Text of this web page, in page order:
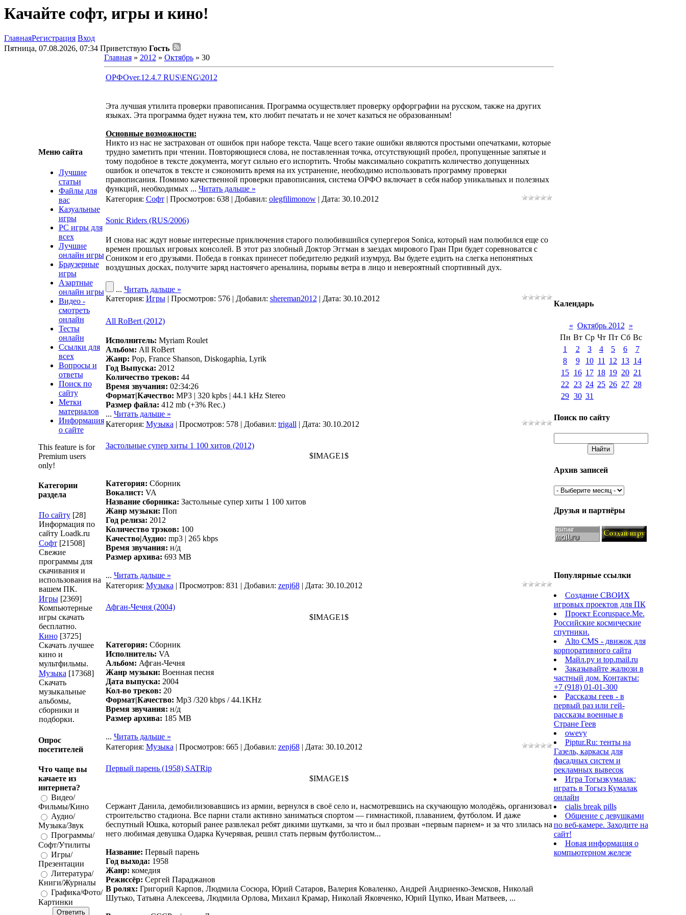
Качайте софт, игры и кино!
ГлавнаяРегистрация Вход
Пятница, 07.08.2026, 07:34 Приветствую Гость
Меню сайта
Лучшие
статьи
Файлы для
вас
Казуальные
игры
PC игры для
всех
Лучшие
онлайн игры
Браузерные
игры
Азартные
онлайн игры
Видео -
смотреть
онлайн
Тесты
онлайн
Ссылки для
всех
Вопросы и
ответы
Поиск по
сайту
Метки
материалов
Информация
о сайте
This feature is for
Premium users
only!
Категории
раздела
По сайту [28]
Информация по
сайту Loadk.ru
Софт [21508]
Свежие
программы для
скачивания и
использования на
вашем ПК.
Игры [2369]
Компьютерные
игры скачать
бесплатно.
Кино [3725]
Скачать лучшее
кино и
мультфильмы.
Музыка [17368]
Скачать
музыкальные
альбомы,
сборники и
подборки.
Опрос
посетителей
Что чаще вы
качаете из
интернета?
Видео/
Фильмы/Кино
Аудио/
Музыка/Звук
Программы/
Софт/Утилиты
Игры/
Презентации
Литература/
Книги/Журналы
Графика/Фото/
Картинки
Главная» 2012 » Октябрь » 30
ОРФОver.12.4.7 RUS\ENG\2012
Эта лучшая утилита проверки правописания. Программа осуществляет проверку орфорграфии на русском, также на других
языках. Эта программа будет нужна тем, кто любит печатать и не хочет казаться не образованным!
Основные возможности:
Никто из нас не застрахован от ошибок при наборе текста. Чаще всего такие ошибки являются простыми опечатками, которые
трудно заметить при чтении. Повторяющиеся слова, не поставленная точка, отсутствующий пробел, пропущенные запятые и
тому подобное в тексте документа, могут сильно его испортить. Чтобы максимально сократить количество допущенных
ошибок и опечаток в тексте и сэкономить время на их устранение, необходимо использовать программу проверки
правописания. Помимо качественной проверки правописания, система ОРФО включает в себя набор уникальных и полезных
функций, необходимых ... Читать дальше »
Категория: Софт| Просмотров: 638 | Добавил: olegfilimonow| Дата: 30.10.2012
Sonic Riders (RUS/2006)
И снова нас ждут новые интересные приключения старого полюбившийся супергероя Sonica, который нам полюбился еще со
времен прошлых игровых консолей. В этот раз злобный Доктор Эггман в заездах мирового Гран При будет соревноватся с
Соником и его друзьями. Победа в гонках принесет победителю редкий изумруд. Вы будете ездить на слегка непонятных
воздушных досках, получите заряд настоячего ареналина, порывы ветра в лицо и невероятный спортивный дух.
... Читать дальше »
Категория: Игры| Просмотров: 576 | Добавил: shereman2012| Дата: 30.10.2012
All RoBert (2012)
Исполнитель: Myriam Roulet
Альбом: All RoBert
Жанр: Pop, France Shanson, Diskogaphia, Lyrik
Год Выпуска: 2012
Количество треков: 44
Время звучания: 02:34:26
Формат|Качество: MP3 | 320 kpbs | 44.1 kHz Stereo
Размер файла: 412 mb (+3% Rec.)
... Читать дальше »
Категория: Музыка| Просмотров: 578 | Добавил: trigall| Дата: 30.10.2012
Застольные супер хиты 1 100 хитов (2012)
$IMAGE1$
Категория: Сборник
Вокалист: VA
Название сборника: Застольные супер хиты 1 100 хитов
Жанр музыки: Поп
Год релиза: 2012
Количество трэков: 100
Качество|Аудио: mp3 | 265 kbps
Время звучания: н/д
Размер архива: 693 MB
... Читать дальше »
Категория: Музыка| Просмотров: 831 | Добавил: zenj68| Дата: 30.10.2012
Афган-Чечня (2004)
$IMAGE1$
Категория: Сборник
Исполнитель: VA
Альбом: Афган-Чечня
Жанр музыки: Военная песня
Дата выпуска: 2004
Кол-во треков: 20
Формат|Качество: Mp3 /320 kbps / 44.1KHz
Время звучания: н/д
Размер архива: 185 MB
... Читать дальше »
Категория: Музыка| Просмотров: 665 | Добавил: zenj68| Дата: 30.10.2012
Первый парень (1958) SATRip
$IMAGE1$
Сержант Данила, демобилизовавшись из армии, вернулся в своё село и, насмотревшись на скучающую молодёжь, организовал
строительство стадиона. Все парни стали активно заниматься спортом — гимнастикой, плаванием, футболом. И даже
беспутный Юшка, который ранее развлекал ребят дикими шутками, за что и был прозван «первым парнем» и за что злилась на
него любимая девушка Одарка Кучерявая, решил стать первым футболистом...
Название: Первый парень
Год выхода: 1958
Жанр: комедия
Режиссёр: Сергей Параджанов
В ролях: Григорий Карпов, Людмила Сосюра, Юрий Сатаров, Валерия Коваленко, Андрей Андриенко-Земсков, Николай
Шутько, Татьяна Алексеева, Людмила Орлова, Михаил Крамар, Николай Яковченко, Юрий Цупко, Иван Матвеев, ...
Календарь
« Октябрь 2012 »
Пн Вт Ср Чт Пт Сб Вс
1
2 3 4 5 6
7
8
9 10 11 12 13 14
15 16 17 18 19 20 21
22
23 24 25 26 27 28
29 30 31
Поиск по сайту
Архив записей
Друзья и партнёры
Популярные ссылки
Создание СВОИХ
игровых проектов для ПК
Проект Ecoruspace.Me.
Российские космические
спутники.
Alto CMS - движок для
корпоративного сайта
Майл.ру и top.mail.ru
Заказывайте жалюзи в
частный дом. Контакты:
+7 (918) 01-01-300
Рассказы геев - в
первый раз или гей-
рассказы военные в
Стране Геев
owevy
Piptur.Ru: тенты на
Газель, каркасы для
фасадных систем и
рекламных вывесок
Игра Тогызкумалак:
играть в Тогыз Кумалак
онлайн
cialis break pills
Общение с девушками
по веб-камере. Заходите на
сайт!
Новая информация о
компьютерном железе